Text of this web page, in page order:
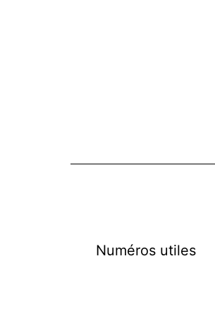
Open
Numéros utiles